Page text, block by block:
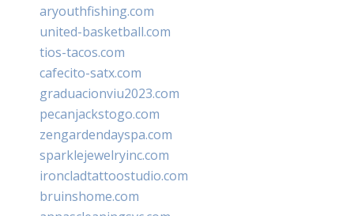
aryouthfishing.com
united-basketball.com
tios-tacos.com
cafecito-satx.com
graduacionviu2023.com
pecanjackstogo.com
zengardendayspa.com
sparklejewelryinc.com
ironcladtattoostudio.com
bruinshome.com